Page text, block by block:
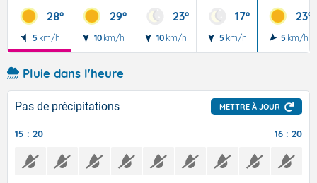
28°
5 km/h
29°
10 km/h
23°
10 km/h
17°
5 km/h
23°
5 km/h
Pluie dans l'heure
Pas de précipitations METTRE À JOUR
15 : 20 16 : 20